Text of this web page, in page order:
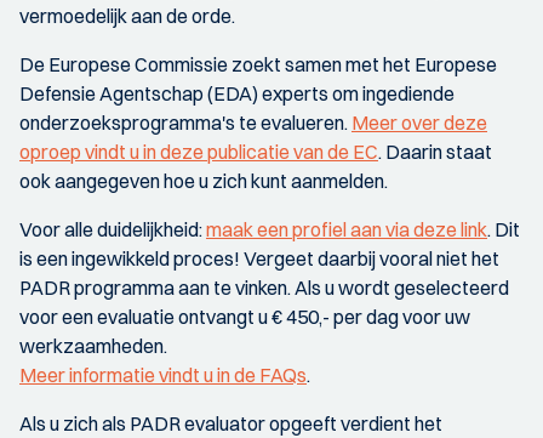
vermoedelijk aan de orde.
De Europese Commissie zoekt samen met het Europese
Defensie Agentschap (EDA) experts om ingediende
onderzoeksprogramma's te evalueren. Meer over deze
oproep vindt u in deze publicatie van de EC. Daarin staat
ook aangegeven hoe u zich kunt aanmelden.
Voor alle duidelijkheid:maak een profiel aan via deze link. Dit
is een ingewikkeld proces! Vergeet daarbij vooral niet het
PADR programma aan te vinken. Als u wordt geselecteerd
voor een evaluatie ontvangt u € 450,- per dag voor uw
werkzaamheden.
Meer informatie vindt u in de FAQs.
Als u zich als PADR evaluator opgeeft verdient het